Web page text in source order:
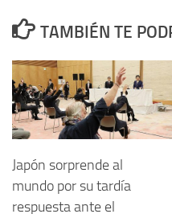
TAMBIÉN TE
Japón sorprende al
mundo por su tardía
respuesta ante el